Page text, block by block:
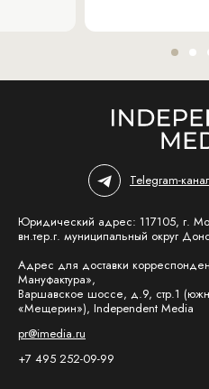
Telegram-
Юридический адрес: 117105, г.
вн.тер.г. муниципальный округ
Адрес для доставки
Мануфактура»,
Варшавское шоссе, д.9, стр.1
«Мещерин»), Independent Media
pr@imedia.ru
+7 495 252-09-99